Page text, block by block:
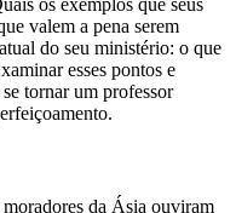
valem a pena serem
do seu ministério: o que
esses pontos e
tornar um professor
da Ásia ouviram